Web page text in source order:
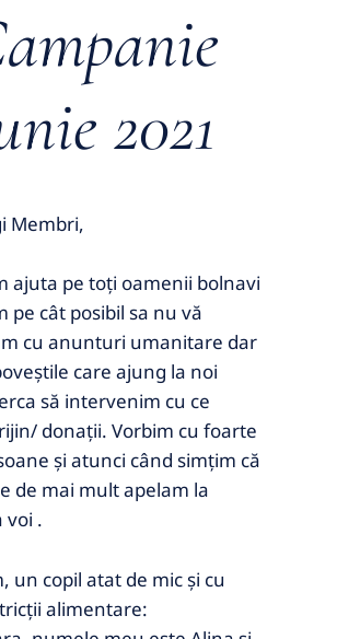
2021
Membri,
ajuta pe toţi oamenii bolnavi
pe cât posibil sa nu vă
cu anunturi umanitare dar
care ajung la noi
să intervenim cu ce
donaţii. Vorbim cu foarte
și atunci când simțim că
de mai mult apelam la
voi .
un copil atat de mic și cu
alimentare: